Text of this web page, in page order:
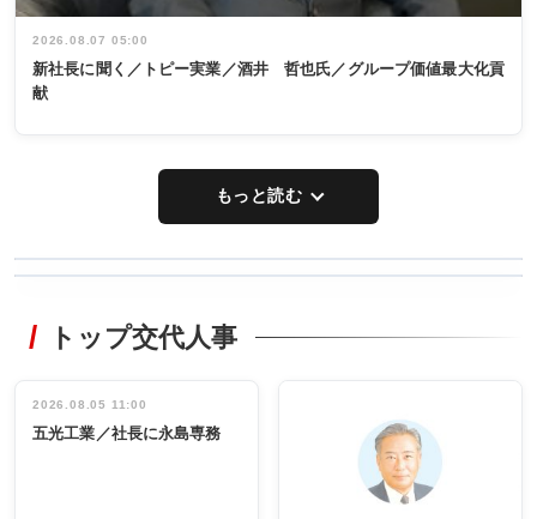
2026.08.07 05:00
新社長に聞く／トピー実業／酒井 哲也氏／グループ価値最大化貢
献
もっと読む
非鉄業界で
インタビュ
ー／社内ア
タックトレー
祝う 業界関
係者ら220人
出席
トップ交代人事
2026.08.05 11:00
五光工業／社長に永島専務